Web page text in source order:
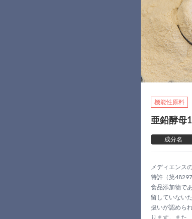
機能性原料
亜鉛酵母
成分名
メディエンス
特許（第
食品添加物で
留していない
扱いが認めら
ります。また